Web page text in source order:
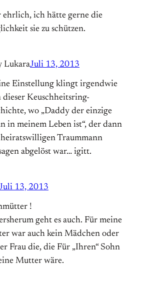
ehrlich, ich hätte gerne die
sie zu schützen.
LukaraJuli 13, 2013
Einstellung klingt irgendwie
dieser Keuschheitsring-
wo „Daddy der einzige
in meinem Leben ist“, der dann
Traummann
abgelöst war… igitt.
13, 2013
!
geht es auch. Für meine
war auch kein Mädchen oder
Frau die, die Für „Ihren“ Sohn
Mutter wäre.